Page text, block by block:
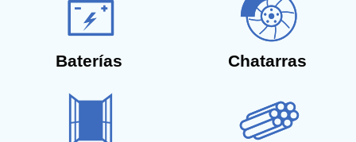
Baterías Chatarras